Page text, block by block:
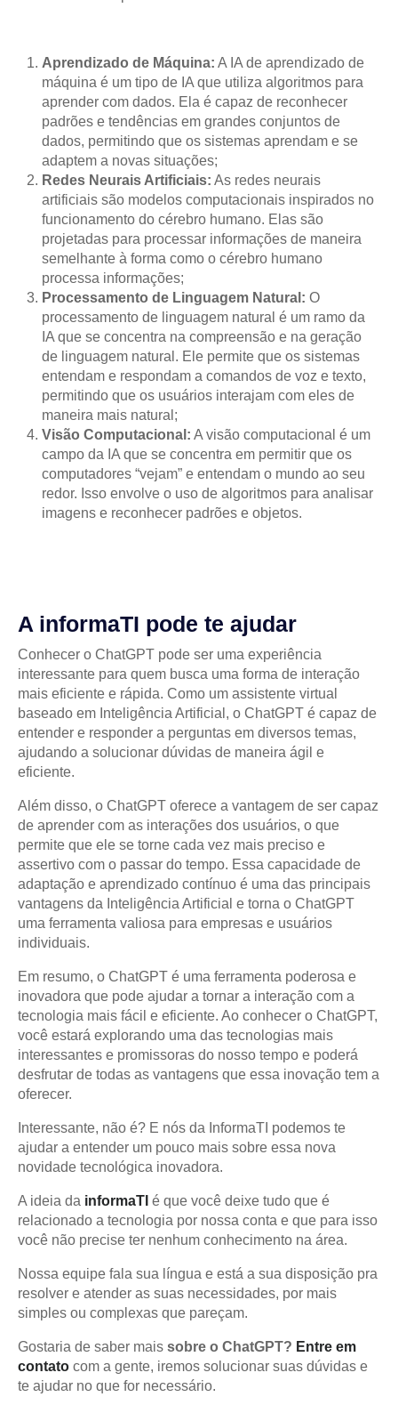
Aprendizado de Máquina: A IA de aprendizado de
máquina é um tipo de IA que utiliza algoritmos para
aprender com dados. Ela é capaz de reconhecer
padrões e tendências em grandes conjuntos de
dados, permitindo que os sistemas aprendam e se
adaptem a novas situações;
Redes Neurais Artificiais: As redes neurais
artificiais são modelos computacionais inspirados no
funcionamento do cérebro humano. Elas são
projetadas para processar informações de maneira
semelhante à forma como o cérebro humano
processa informações;
Processamento de Linguagem Natural: O
processamento de linguagem natural é um ramo da
IA que se concentra na compreensão e na geração
de linguagem natural. Ele permite que os sistemas
entendam e respondam a comandos de voz e texto,
permitindo que os usuários interajam com eles de
maneira mais natural;
Visão Computacional: A visão computacional é um
campo da IA que se concentra em permitir que os
computadores “vejam” e entendam o mundo ao seu
redor. Isso envolve o uso de algoritmos para analisar
imagens e reconhecer padrões e objetos.
A informaTI pode te ajudar
Conhecer o ChatGPT pode ser uma experiência
interessante para quem busca uma forma de interação
mais eficiente e rápida. Como um assistente virtual
baseado em Inteligência Artificial, o ChatGPT é capaz de
entender e responder a perguntas em diversos temas,
ajudando a solucionar dúvidas de maneira ágil e
eficiente.
Além disso, o ChatGPT oferece a vantagem de ser capaz
de aprender com as interações dos usuários, o que
permite que ele se torne cada vez mais preciso e
assertivo com o passar do tempo. Essa capacidade de
adaptação e aprendizado contínuo é uma das principais
vantagens da Inteligência Artificial e torna o ChatGPT
uma ferramenta valiosa para empresas e usuários
individuais.
Em resumo, o ChatGPT é uma ferramenta poderosa e
inovadora que pode ajudar a tornar a interação com a
tecnologia mais fácil e eficiente. Ao conhecer o ChatGPT,
você estará explorando uma das tecnologias mais
interessantes e promissoras do nosso tempo e poderá
desfrutar de todas as vantagens que essa inovação tem a
oferecer.
Interessante, não é? E nós da InformaTI podemos te
ajudar a entender um pouco mais sobre essa nova
novidade tecnológica inovadora.
A ideia da informaTI é que você deixe tudo que é
relacionado a tecnologia por nossa conta e que para isso
você não precise ter nenhum conhecimento na área.
Nossa equipe fala sua língua e está a sua disposição pra
resolver e atender as suas necessidades, por mais
simples ou complexas que pareçam.
Gostaria de saber mais sobre o ChatGPT? Entre em
contato com a gente, iremos solucionar suas dúvidas e
te ajudar no que for necessário.